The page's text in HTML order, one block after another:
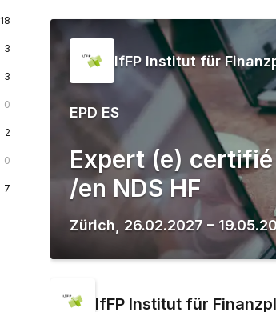
18
3
3
0
2
0
7
IfFP Institut für
EPD ES
Expert (e)
/en NDS HF
Zürich 26.02.2027 –
IfFP Institut für